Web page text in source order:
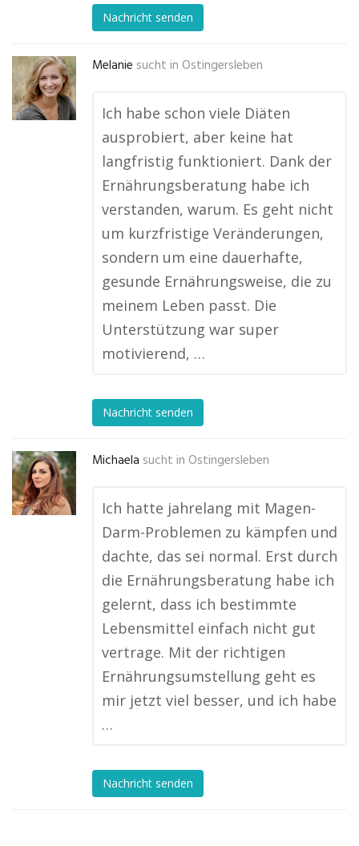
Nachricht senden
Melanie sucht in Ostingersleben
Ich habe schon viele Diäten
ausprobiert, aber keine hat
langfristig funktioniert. Dank der
Ernährungsberatung habe ich
verstanden, warum. Es geht nicht
um kurzfristige Veränderungen,
sondern um eine dauerhafte,
gesunde Ernährungsweise, die zu
meinem Leben passt. Die
Unterstützung war super
motivierend, …
Nachricht senden
Michaela sucht in Ostingersleben
Ich hatte jahrelang mit Magen-
Darm-Problemen zu kämpfen und
dachte, das sei normal. Erst durch
die Ernährungsberatung habe ich
gelernt, dass ich bestimmte
Lebensmittel einfach nicht gut
vertrage. Mit der richtigen
Ernährungsumstellung geht es
mir jetzt viel besser, und ich habe
…
Nachricht senden